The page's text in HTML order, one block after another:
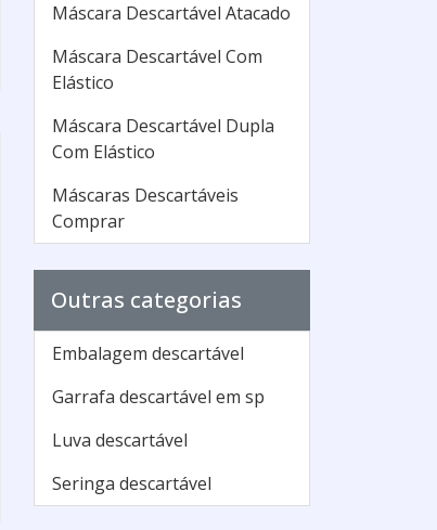
Máscara Descartável Atacado
Máscara Descartável Com
Elástico
Máscara Descartável Dupla
Com Elástico
Máscaras Descartáveis
Comprar
Outras categorias
Embalagem descartável
Garrafa descartável em sp
Luva descartável
Seringa descartável